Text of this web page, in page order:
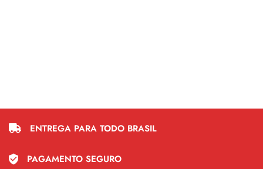
ENTREGA PARA TODO BRASIL
PAGAMENTO SEGURO